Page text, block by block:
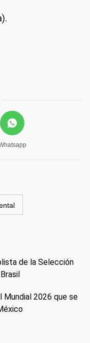
de la Selección
Mundial 2026 que se